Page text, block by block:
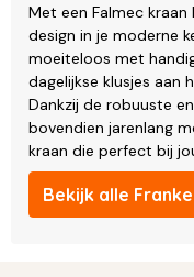
Met een Falmec
design in je moderne
moeiteloos met
dagelijkse klusjes aan
Dankzij de robuuste
bovendien jarenlang
kraan die perfect bij
Bekijk alle